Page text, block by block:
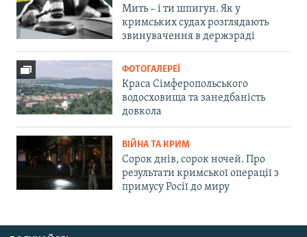
Мить – і ти шпигун. Як у
кримських судах розглядають
звинувачення в держзраді
ФОТОГАЛЕРЕЇ
Краса Сімферопольського
водосховища та занедбаність
довкола
ВІЙНА ТА КРИМ
Сорок днів, сорок ночей. Про
результати кримської операції з
примусу Росії до миру